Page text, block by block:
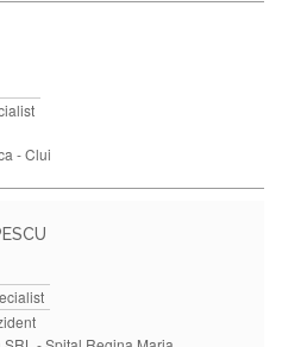
- Clui